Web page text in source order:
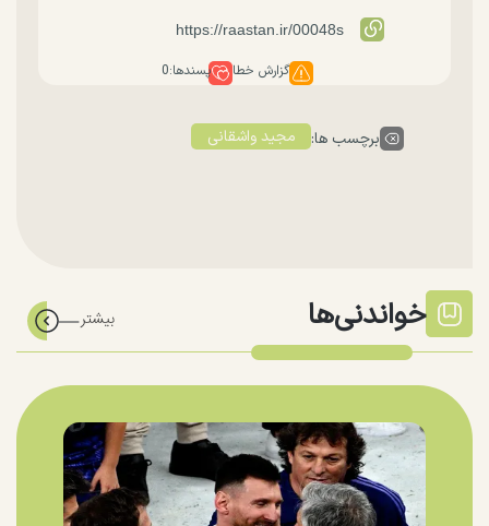
گزارش خطا پسندها:0
برچسب ها: مجید واشقانی
خواندنی‌ها